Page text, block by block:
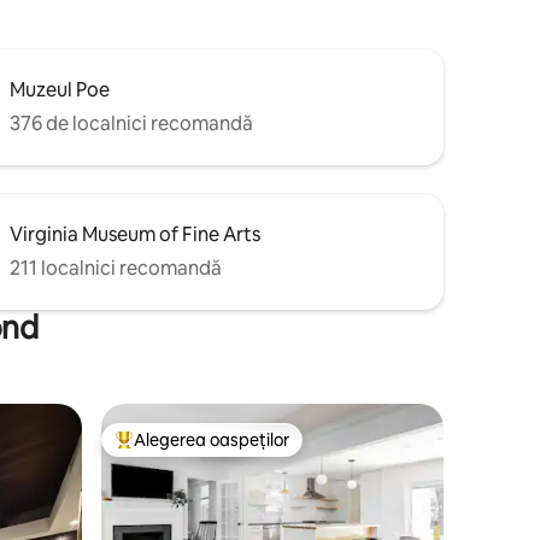
Muzeul Poe
376 de localnici recomandă
Virginia Museum of Fine Arts
211 localnici recomandă
Locuință din topul categoriei Alegerea oaspeților
Alegerea oaspeților